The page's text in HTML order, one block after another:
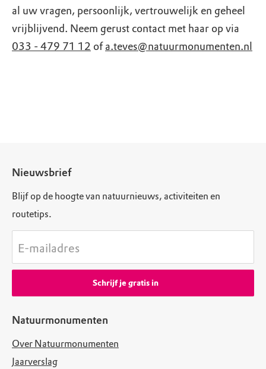
al uw vragen, persoonlijk, vertrouwelijk en geheel
vrijblijvend. Neem gerust contact met haar op via
033 - 479 71 12 ofa.teves@natuurmonumenten.nl
Natuurmonumenten
Over Natuurmonumenten
Jaarverslag
Nieuwsbrief
Blijf op de hoogte van natuurnieuws, activiteiten en
routetips.
E-mailadres
Schrijf je gratis in